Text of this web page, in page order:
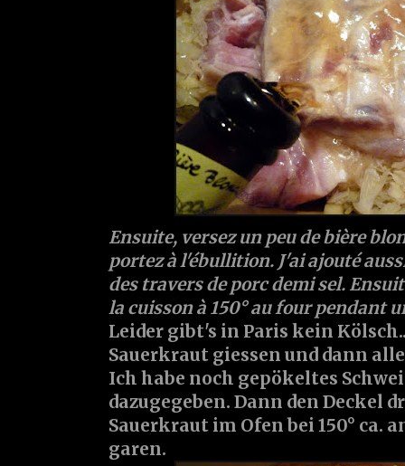
Ensuite, versez un peu de bière
portez à l'ébullition. J'ai ajouté
des travers de porc demi sel.
la cuisson à 150° au four pendant
Leider gibt's in Paris kein
Sauerkraut giessen und dann
Ich habe noch gepökeltes
dazugegeben. Dann den Deckel
Sauerkraut im Ofen bei 150° ca.
garen.